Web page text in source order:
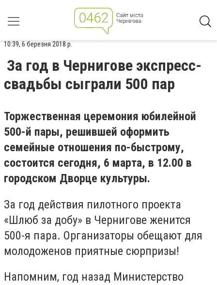
10:39, 6 березня 2018 р.
За год в Чернигове экспресс-
свадьбы сыграли 500 пар
Торжественная церемония юбилейной
500-й пары, решившей оформить
семейные отношения по-быстрому,
состоится сегодня, 6 марта, в 12.00 в
городском Дворце культуры.
За год действия пилотного проекта
«Шлюб за добу» в Чернигове женится
500-я пара. Организаторы обещают для
молодоженов приятные сюрпризы!
Напомним, год назад Министерство